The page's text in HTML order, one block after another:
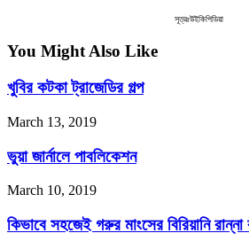
সূত্রঃউইকিপিডিয়া
You Might Also Like
খুবির কটকা ট্রাজেডির গল্প
March 13, 2019
ভুয়া জার্নালে পাবলিকেশন
March 10, 2019
কিভাবে সহজেই গরুর মাংসের বিরিয়ানি রান্না